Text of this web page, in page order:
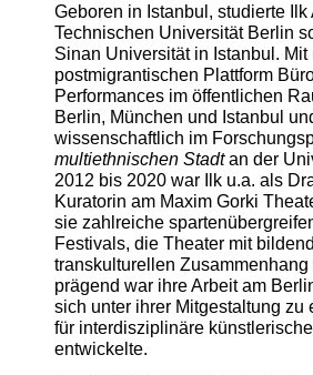
Geboren in Istanbul, studierte Ilk
Technischen Universität Berlin
Sinan Universität in Istanbul. Mit
postmigrantischen Plattform
Performances im öffentlichen
Berlin, München und Istanbul
wissenschaftlich im
multiethnischen Stadtan der
2012 bis 2020 war Ilk u.a. als
Kuratorin am Maxim Gorki
sie zahlreiche
Festivals, die Theater mit
transkulturellen
prägend war ihre Arbeit am
sich unter ihrer Mitgestaltung zu
für interdisziplinäre
entwickelte.